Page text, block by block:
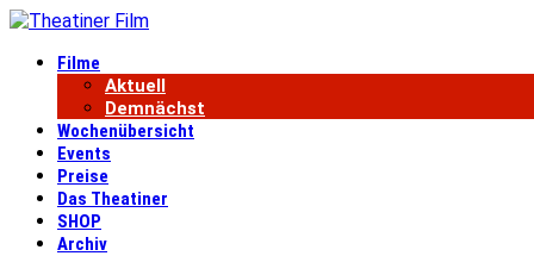
Filme
Aktuell
Demnächst
Wochenübersicht
Events
Preise
Das Theatiner
SHOP
Archiv